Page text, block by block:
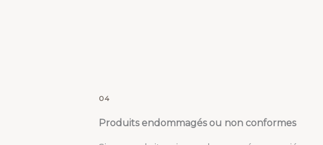
04
Produits endommagés ou non conformes